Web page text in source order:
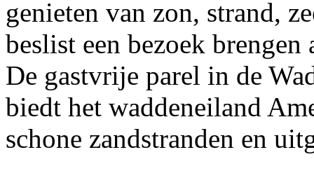
genieten van zon, strand,
beslist een bezoek
De gastvrije parel in de
biedt het waddeneiland
schone zandstranden en